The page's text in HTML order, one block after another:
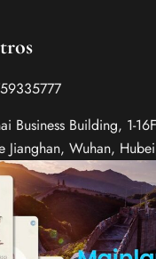
Business Building, 1-
Jianghan, Wuhan,
Italian